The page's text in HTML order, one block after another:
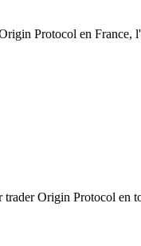
Protocol en
Origin Protocol en